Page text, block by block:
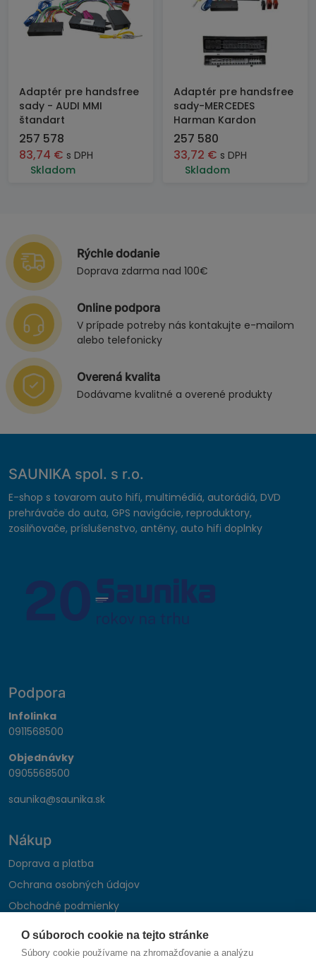
O súboroch cookie na tejto stránke
Súbory cookie používame na zhromažďovanie a analýzu
Adaptér pre handsfree
sady - AUDI MMI
štandart
257 578
83,74 € s DPH
Skladom
Adaptér pre handsfree
sady-MERCEDES
Harman Kardon
257 580
33,72 € s DPH
Skladom
Rýchle dodanie
Doprava zdarma nad 100€
Online podpora
V prípade potreby nás kontakujte e-mailom
alebo telefonicky
Overená kvalita
Dodávame kvalitné a overené produkty
SAUNIKA spol. s r.o.
E-shop s tovarom auto hifi, multimédiá, autorádiá, DVD
prehrávače do auta, GPS navigácie, reproduktory,
zosilňovače, príslušenstvo, antény, auto hifi doplnky
Podpora
Infolinka
0911568500
Objednávky
0905568500
saunika@saunika.sk
Nákup
Doprava a platba
Ochrana osobných údajov
Obchodné podmienky
Reklamačný poriadok
Montáž autohifi